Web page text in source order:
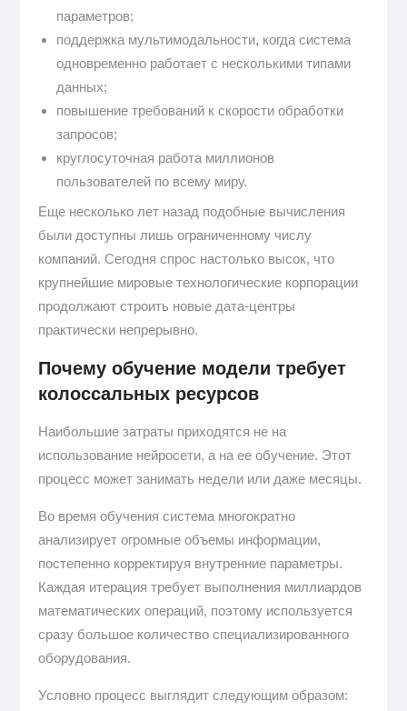
параметров;
поддержка мультимодальности, когда система
одновременно работает с несколькими типами
данных;
повышение требований к скорости обработки
запросов;
круглосуточная работа миллионов
пользователей по всему миру.
Еще несколько лет назад подобные вычисления
были доступны лишь ограниченному числу
компаний. Сегодня спрос настолько высок, что
крупнейшие мировые технологические корпорации
продолжают строить новые дата-центры
практически непрерывно.
Почему обучение модели требует
колоссальных ресурсов
Наибольшие затраты приходятся не на
использование нейросети, а на ее обучение. Этот
процесс может занимать недели или даже месяцы.
Во время обучения система многократно
анализирует огромные объемы информации,
постепенно корректируя внутренние параметры.
Каждая итерация требует выполнения миллиардов
математических операций, поэтому используется
сразу большое количество специализированного
оборудования.
Условно процесс выглядит следующим образом: